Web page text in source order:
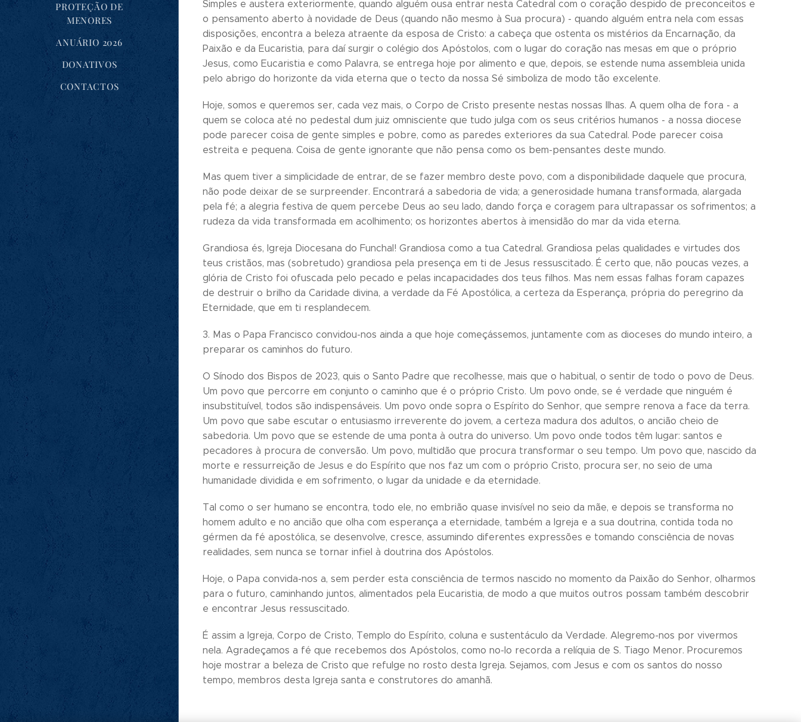
PROTEÇÃO DE
MENORES
ANUÁRIO 2026
DONATIVOS
CONTACTOS
Simples e austera exteriormente, quando alguém ousa entrar nesta Catedral com o coração despido de preconceitos e
o pensamento aberto à novidade de Deus (quando não mesmo à Sua procura) - quando alguém entra nela com essas
disposições, encontra a beleza atraente da esposa de Cristo: a cabeça que ostenta os mistérios da Encarnação, da
Paixão e da Eucaristia, para daí surgir o colégio dos Apóstolos, com o lugar do coração nas mesas em que o próprio
Jesus, como Eucaristia e como Palavra, se entrega hoje por alimento e que, depois, se estende numa assembleia unida
pelo abrigo do horizonte da vida eterna que o tecto da nossa Sé simboliza de modo tão excelente.
Hoje, somos e queremos ser, cada vez mais, o Corpo de Cristo presente nestas nossas Ilhas. A quem olha de fora - a
quem se coloca até no pedestal dum juiz omnisciente que tudo julga com os seus critérios humanos - a nossa diocese
pode parecer coisa de gente simples e pobre, como as paredes exteriores da sua Catedral. Pode parecer coisa
estreita e pequena. Coisa de gente ignorante que não pensa como os bem-pensantes deste mundo.
Mas quem tiver a simplicidade de entrar, de se fazer membro deste povo, com a disponibilidade daquele que procura,
não pode deixar de se surpreender. Encontrará a sabedoria de vida; a generosidade humana transformada, alargada
pela fé; a alegria festiva de quem percebe Deus ao seu lado, dando força e coragem para ultrapassar os sofrimentos; a
rudeza da vida transformada em acolhimento; os horizontes abertos à imensidão do mar da vida eterna.
Grandiosa és, Igreja Diocesana do Funchal! Grandiosa como a tua Catedral. Grandiosa pelas qualidades e virtudes dos
teus cristãos, mas (sobretudo) grandiosa pela presença em ti de Jesus ressuscitado. É certo que, não poucas vezes, a
glória de Cristo foi ofuscada pelo pecado e pelas incapacidades dos teus filhos. Mas nem essas falhas foram capazes
de destruir o brilho da Caridade divina, a verdade da Fé Apostólica, a certeza da Esperança, própria do peregrino da
Eternidade, que em ti resplandecem.
3. Mas o Papa Francisco convidou-nos ainda a que hoje começássemos, juntamente com as dioceses do mundo inteiro, a
preparar os caminhos do futuro.
O Sínodo dos Bispos de 2023, quis o Santo Padre que recolhesse, mais que o habitual, o sentir de todo o povo de Deus.
Um povo que percorre em conjunto o caminho que é o próprio Cristo. Um povo onde, se é verdade que ninguém é
insubstituível, todos são indispensáveis. Um povo onde sopra o Espírito do Senhor, que sempre renova a face da terra.
Um povo que sabe escutar o entusiasmo irreverente do jovem, a certeza madura dos adultos, o ancião cheio de
sabedoria. Um povo que se estende de uma ponta à outra do universo. Um povo onde todos têm lugar: santos e
pecadores à procura de conversão. Um povo, multidão que procura transformar o seu tempo. Um povo que, nascido da
morte e ressurreição de Jesus e do Espírito que nos faz um com o próprio Cristo, procura ser, no seio de uma
humanidade dividida e em sofrimento, o lugar da unidade e da eternidade.
Tal como o ser humano se encontra, todo ele, no embrião quase invisível no seio da mãe, e depois se transforma no
homem adulto e no ancião que olha com esperança a eternidade, também a Igreja e a sua doutrina, contida toda no
gérmen da fé apostólica, se desenvolve, cresce, assumindo diferentes expressões e tomando consciência de novas
realidades, sem nunca se tornar infiel à doutrina dos Apóstolos.
Hoje, o Papa convida-nos a, sem perder esta consciência de termos nascido no momento da Paixão do Senhor, olharmos
para o futuro, caminhando juntos, alimentados pela Eucaristia, de modo a que muitos outros possam também descobrir
e encontrar Jesus ressuscitado.
É assim a Igreja, Corpo de Cristo, Templo do Espírito, coluna e sustentáculo da Verdade. Alegremo-nos por vivermos
nela. Agradeçamos a fé que recebemos dos Apóstolos, como no-lo recorda a relíquia de S. Tiago Menor. Procuremos
hoje mostrar a beleza de Cristo que refulge no rosto desta Igreja. Sejamos, com Jesus e com os santos do nosso
tempo, membros desta Igreja santa e construtores do amanhã.